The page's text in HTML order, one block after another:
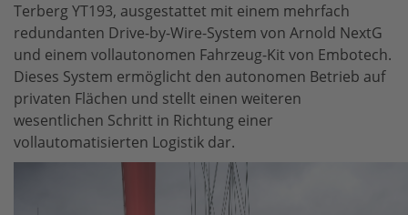
Terberg YT193, ausgestattet mit einem mehrfach
redundanten Drive-by-Wire-System von Arnold NextG
und einem vollautonomen Fahrzeug-Kit von Embotech.
Dieses System ermöglicht den autonomen Betrieb auf
privaten Flächen und stellt einen weiteren
wesentlichen Schritt in Richtung einer
vollautomatisierten Logistik dar.